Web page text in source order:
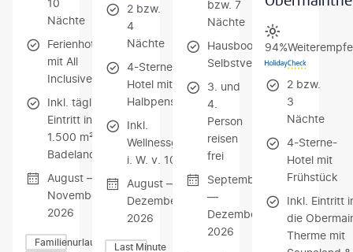
10
Nächte
Ferienhotel
mit All
Inclusive
Inkl. täglichem
Eintritt in die
1.500 m² große
Badelandschaft
August —
November
2026
Familienurlaub
2 bzw.
4
Nächte
4-Sterne-
Hotel mit
Halbpension
Inkl.
Wellnessgutschein
i. W. v. 10 € p. P.
August —
Dezember
2026
Last Minute
bzw. 7
Nächte
Hausboot mit
Selbstverpflegung
3. und
4.
Person
reisen
frei
September
—
Dezember
2026
94%
2 bzw.
3
Nächte
4-Sterne-
Hotel mit
Frühstück
Inkl. Eintritt
die
Therme mit